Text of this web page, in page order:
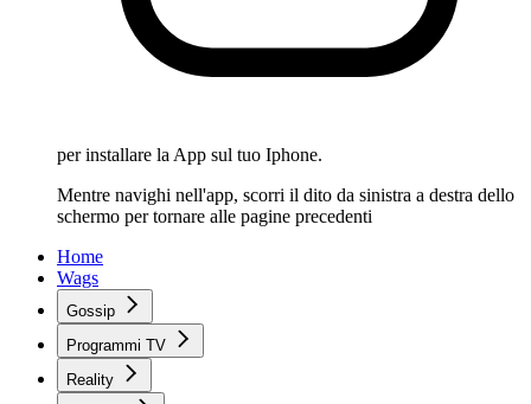
per installare la App sul tuo Iphone.
Mentre navighi nell'app, scorri il dito da sinistra a destra dello
schermo per tornare alle pagine precedenti
Home
Wags
Gossip
Programmi TV
Reality